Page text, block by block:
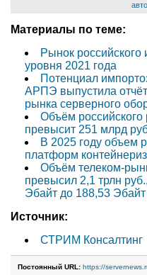
Материалы по теме:
Рынок российского
уровня 2021 года
Потенциал
АРПЭ выпустила отчёт
рынка серверного
Объём
превысит 251 млрд
В 2025 году объем
платформ
Объём телеком-
превысил 2,1 трлн
Эбайт до 188,53 Эбайт
Источник:
СТРИМ Консалтинг
Постоянный URL: https://